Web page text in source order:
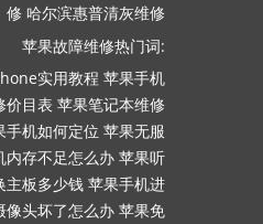
修 哈尔滨惠普清灰维修
苹果故障维修热门词:
实用教程 苹果手机
价目表 苹果笔记本维修
手机如何定位 苹果无服
内存不足怎么办 苹果听
主板多少钱 苹果手机进
像头坏了怎么办 苹果免